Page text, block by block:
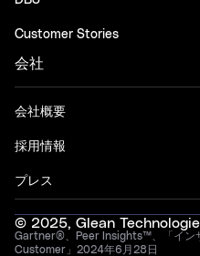
Customer Stories
会社
会社概要
採用情報
プレス
© 2025, Glean
Gartner®、Peer Insights™、「イン
Customer」2024年6月28日